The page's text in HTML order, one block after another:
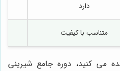
دارد
متناسب با کیفیت
می کنید، دوره جامع شیرینی